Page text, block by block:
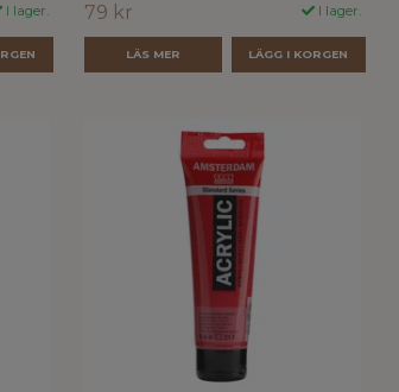
I lager. 79 kr I lager.
LÄS MER